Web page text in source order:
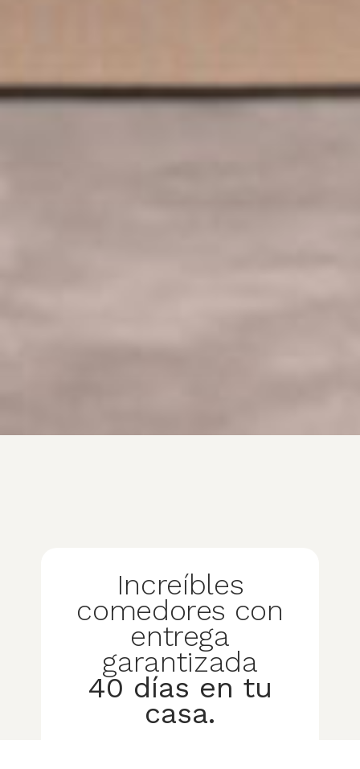
Increíbles
comedores con
entrega
garantizada
40 días en tu
casa.